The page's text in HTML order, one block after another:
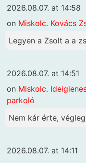
2026.08.07. at 14:58
on Miskolc. Kovács
Legyen a Zsolt a a
2026.08.07. at 14:51
on Miskolc.
parkoló
Nem kár érte,
2026.08.07. at 14:11